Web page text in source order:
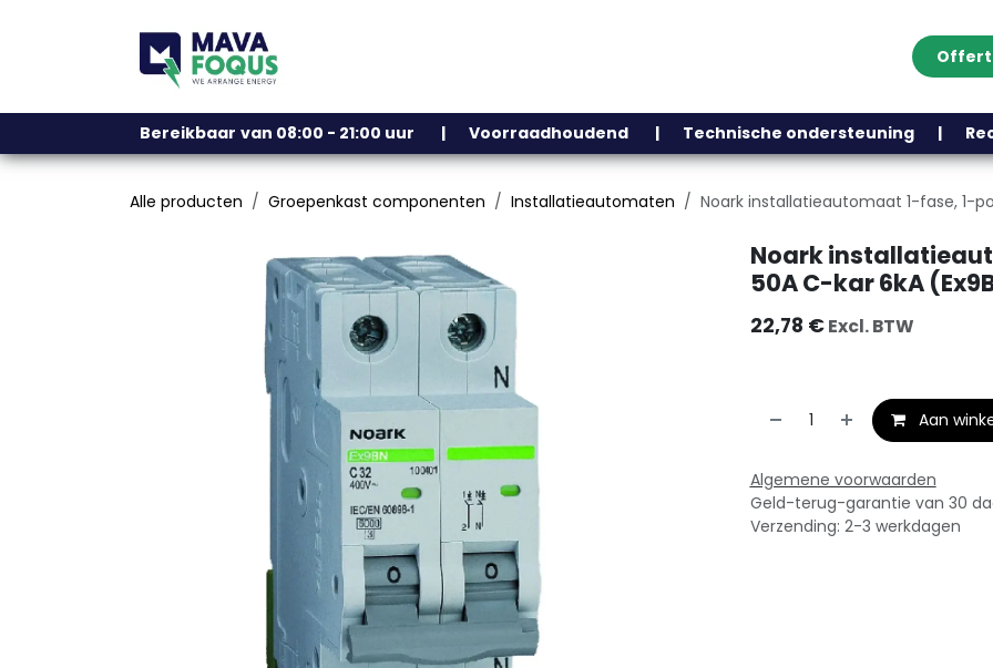
Contact Help
Bereikbaar van 08:00 - 21:00 uur | Voorraadhoudend | Technische ondersteuning |
Alle producten Groepenkast componenten Installatieautomaten Noark installatieautomaat 1-fase, 1-
Noark
50A C-kar 6kA
22,78 €Excl. BTW
Aan
Algemene voorwaarden
Geld-terug-garantie van 30
Verzending: 2-3 werkdagen